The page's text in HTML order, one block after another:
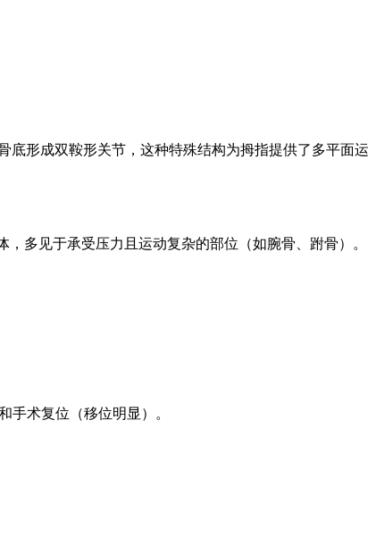
底形成双鞍形关节，这种特殊结构为拇指提供了多平面运
多见于承受压力且运动复杂的部位（如腕骨、跗骨）。
手术复位（移位明显）。